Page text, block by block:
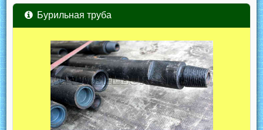
Бурильная труба